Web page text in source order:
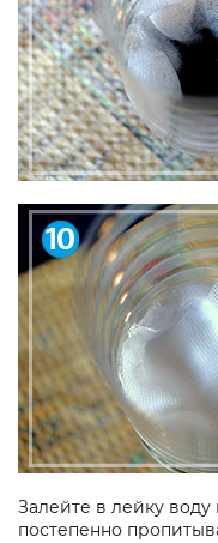
Залейте в лейку воду
постепенно